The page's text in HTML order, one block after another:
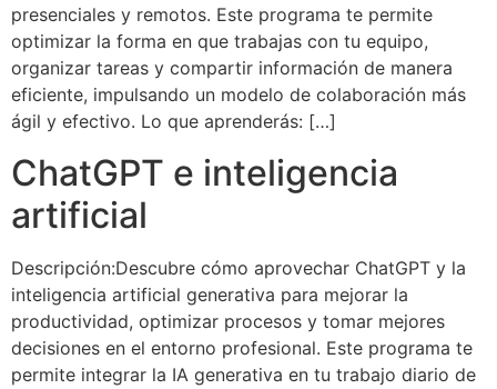
presenciales y remotos. Este programa te permite
optimizar la forma en que trabajas con tu equipo,
organizar tareas y compartir información de manera
eficiente, impulsando un modelo de colaboración más
ágil y efectivo. Lo que aprenderás: […]
ChatGPT e inteligencia
artificial
Descripción:Descubre cómo aprovechar ChatGPT y la
inteligencia artificial generativa para mejorar la
productividad, optimizar procesos y tomar mejores
decisiones en el entorno profesional. Este programa te
permite integrar la IA generativa en tu trabajo diario de